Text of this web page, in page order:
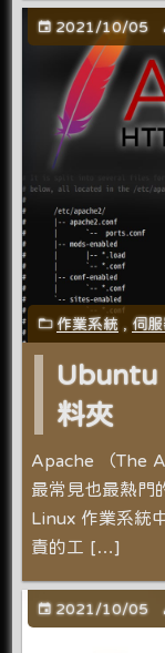
2021/10/05
作業系統 ,伺
Ubuntu
料夾
Apache （The
最常見也最熱門
Linux 作業系統
責的工 […]
2021/10/05